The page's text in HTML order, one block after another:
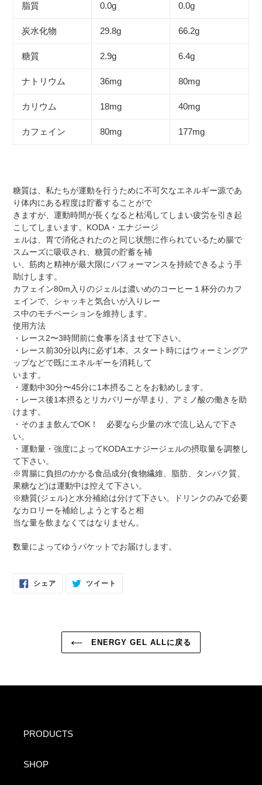
脂質 0.0g 0.0g
炭水化物 29.8g 66.2g
糖質 2.9g 6.4g
ナトリウム 36mg 80mg
カリウム 18mg 40mg
カフェイン 80mg 177mg
糖質は、私たちが運動を行うために不可欠なエネルギー源であ
り体内にある程度は貯蓄することがで
きますが、運動時間が長くなると枯渇してしまい疲労を引き起
こしてしまいます。KODA・エナジージ
ェルは、胃で消化されたのと同じ状態に作られているため腸で
スムーズに吸収され、糖質の貯蓄を補
い、筋肉と精神が最大限にパフォーマンスを持続できるよう手
助けします。
カフェイン80m入りのジェルは濃いめのコーヒー１杯分のカフ
ェインで、シャッキと気合いが入りレー
ス中のモチベーションを維持します。
使用方法
・レース2〜3時間前に食事を済ませて下さい。
・レース前30分以内に必ず1本。スタート時にはウォーミングア
ップなどで既にエネルギーを消耗して
います。
・運動中30分〜45分に1本摂ることをお勧めします。
・レース後1本摂るとリカバリーが早まり、アミノ酸の働きを助
けます。
・そのまま飲んでOK！ 必要なら少量の水で流し込んで下さ
い。
・運動量・強度によってKODAエナジージェルの摂取量を調整し
て下さい。
※胃腸に負担のかかる食品成分(食物繊維、脂肪、タンパク質、
果糖など)は運動中は控えて下さい。
※糖質(ジェル)と水分補給は分けて下さい。ドリンクのみで必要
なカロリーを補給しようとすると相
当な量を飲まなくてはなりません。
数量によってゆうパケットでお届けします。
シェアFACEBOOKツイート
ENERGY GEL ALLに戻る
PRODUCTS
SHOP